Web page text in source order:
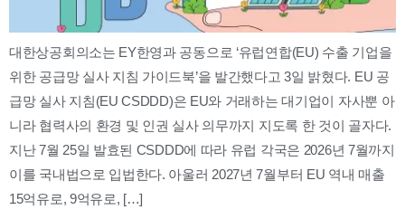
대한상공회의소는 EY한영과 공동으로 ‘유럽연합(EU) 수출 기업을
위한 공급망 실사 지침 가이드북’을 발간했다고 3일 밝혔다. EU 공
급망 실사 지침(EU CSDDD)은 EU와 거래하는 대기업이 자사뿐 아
니라 협력사의 환경 및 인권 실사 의무까지 지도록 한 것이 골자다.
지난 7월 25일 발효된 CSDDD에 따라 유럽 각국은 2026년 7월까지
이를 국내법으로 입법한다. 아울러 2027년 7월부터 EU 역내 매출
15억유로, 9억유로, […]